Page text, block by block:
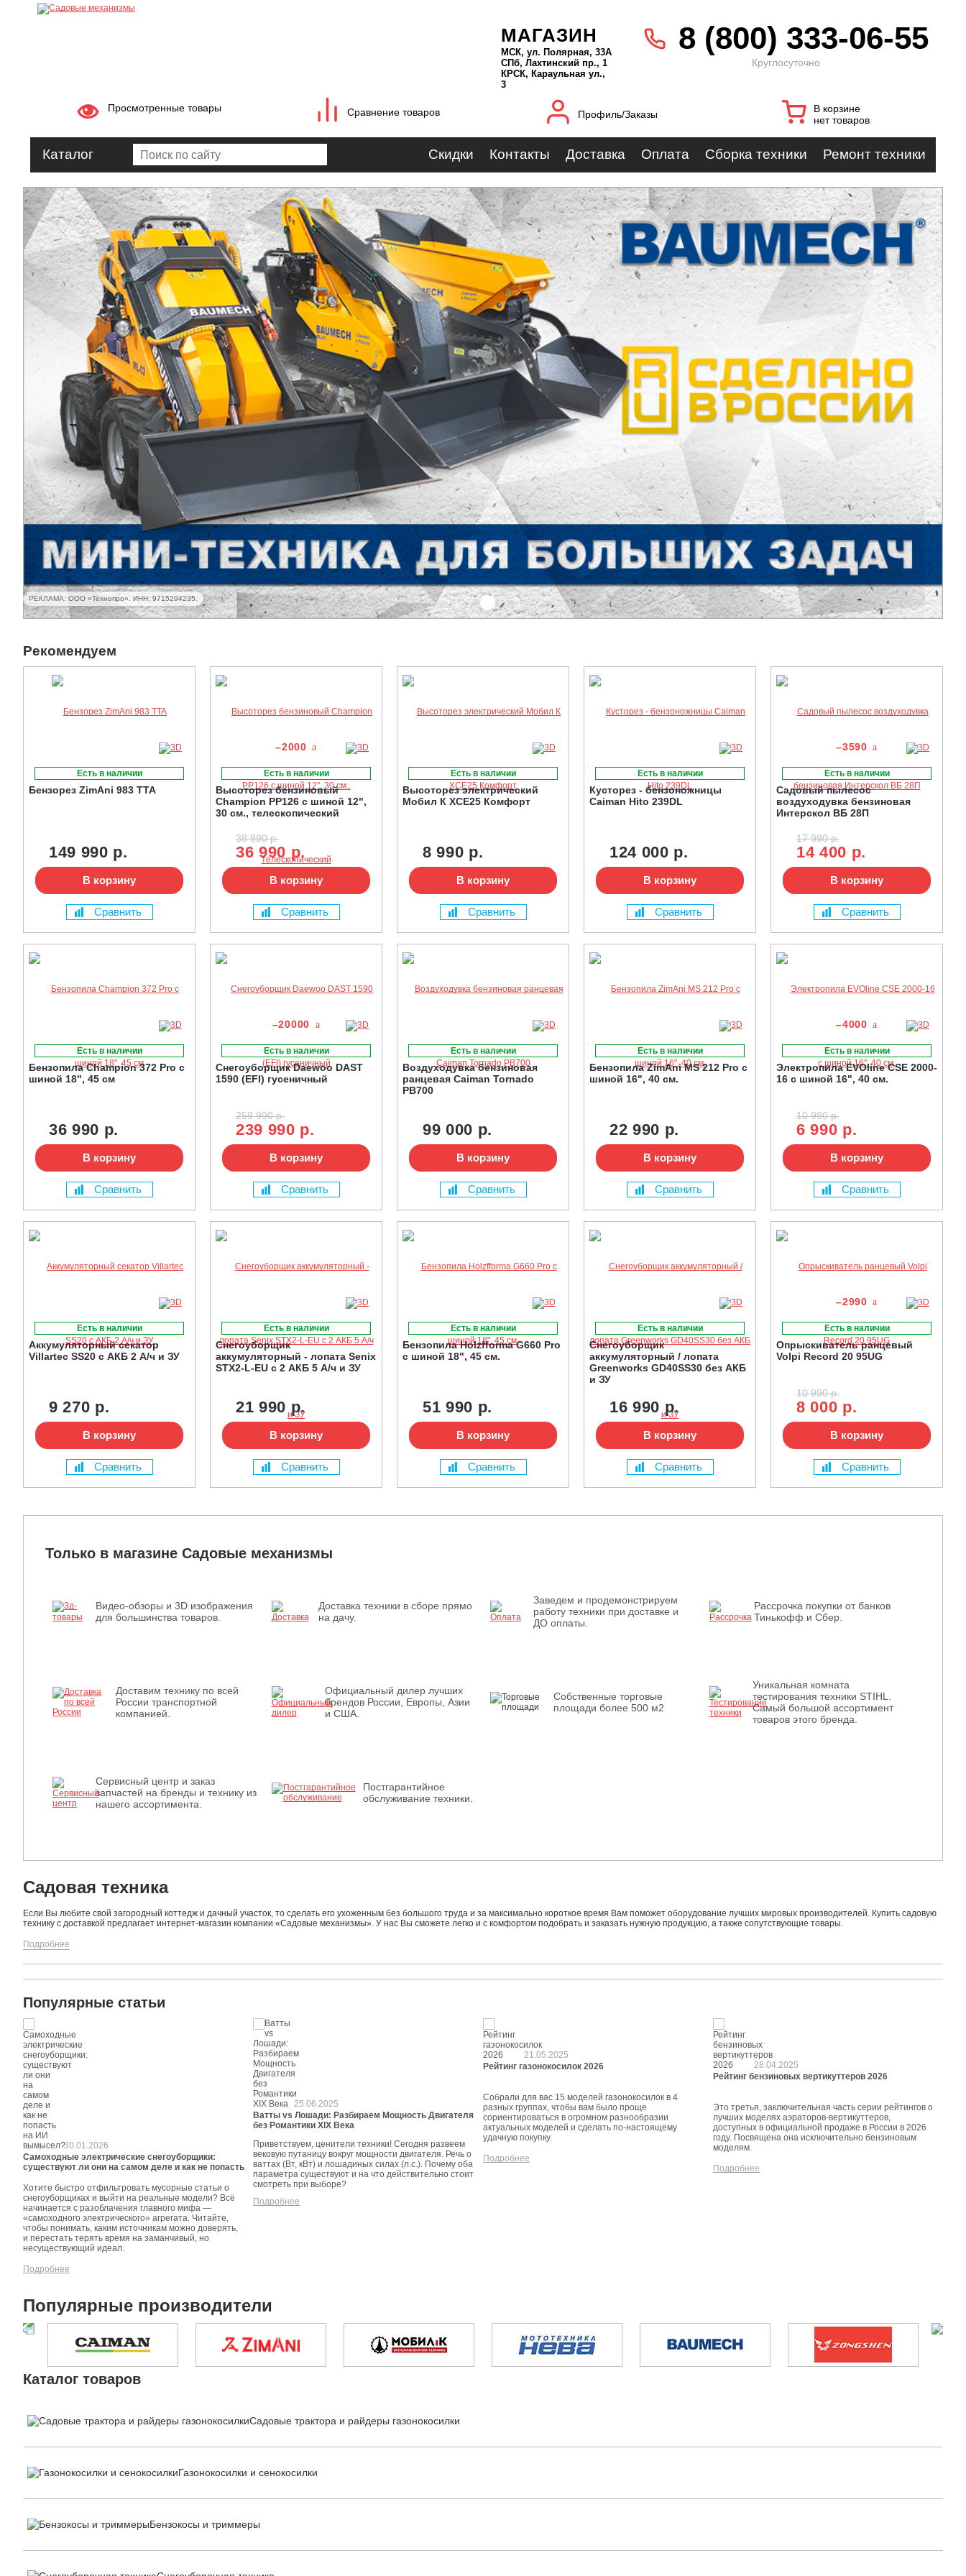
МАГАЗИН
МСК, ул. Полярная, 33А
СПб, Лахтинский пр., 1
КРСК, Караульная ул.,
3
8 (800) 333-06-55
Круглосуточно
Просмотренные товары Сравнение товаров Профиль/Заказы
В корзине
нет товаров
Каталог Скидки Контакты Доставка Оплата Сборка техники Ремонт техники
РЕКЛАМА: ООО «Технопро». ИНН: 9715294235.
Рекомендуем
Есть в наличии
Бензорез ZimAni 983 TTA
149 990 р.
В корзину
Сравнить
–2000
Есть в наличии
Высоторез бензиновый
Champion PP126 с шиной 12",
30 см., телескопический
38 990 р.
36 990 р.
В корзину
Сравнить
Есть в наличии
Высоторез электрический
Мобил К XСE25 Комфорт
8 990 р.
В корзину
Сравнить
Есть в наличии
Кусторез - бензоножницы
Caiman Hito 239DL
124 000 р.
В корзину
Сравнить
–3590
Есть в наличии
Садовый пылесос
воздуходувка бензиновая
Интерскол ВБ 28П
17 990 р.
14 400 р.
В корзину
Сравнить
Есть в наличии
Бензопила Champion 372 Pro с
шиной 18", 45 см
36 990 р.
В корзину
Сравнить
–20000
Есть в наличии
Снегоуборщик Daewoo DAST
1590 (EFI) гусеничный
259 990 р.
239 990 р.
В корзину
Сравнить
Есть в наличии
Воздуходувка бензиновая
ранцевая Caiman Tornado
PB700
99 000 р.
В корзину
Сравнить
Есть в наличии
Бензопила ZimAni MS 212 Pro с
шиной 16", 40 см.
22 990 р.
В корзину
Сравнить
–4000
Есть в наличии
Электропила EVOline CSE 2000-
16 с шиной 16", 40 см.
10 990 р.
6 990 р.
В корзину
Сравнить
Есть в наличии
Аккумуляторный секатор
Villartec SS20 с АКБ 2 А/ч и ЗУ
9 270 р.
В корзину
Сравнить
Есть в наличии
Снегоуборщик
аккумуляторный - лопата Senix
STX2-L-EU с 2 АКБ 5 А/ч и ЗУ
21 990 р.
В корзину
Сравнить
Есть в наличии
Бензопила Holzfforma G660 Pro
с шиной 18", 45 см.
51 990 р.
В корзину
Сравнить
Есть в наличии
Снегоуборщик
аккумуляторный / лопата
Greenworks GD40SS30 без АКБ
и ЗУ
16 990 р.
В корзину
Сравнить
–2990
Есть в наличии
Опрыскиватель ранцевый
Volpi Record 20 95UG
10 990 р.
8 000 р.
В корзину
Сравнить
Только в магазине Садовые механизмы
Видео-обзоры и 3D изображения
для большинства товаров.
Доставка техники в сборе прямо
на дачу.
Заведем и продемонстрируем
работу техники при доставке и
ДО оплаты.
Рассрочка покупки от банков
Тинькофф и Сбер.
Доставим технику по всей
России транспортной
компанией.
Официальный дилер лучших
брендов России, Европы, Азии
и США.
Собственные торговые
площади более 500 м2
Уникальная комната
тестирования техники STIHL.
Самый большой ассортимент
товаров этого бренда.
Сервисный центр и заказ
запчастей на бренды и технику из
нашего ассортимента.
Постгарантийное
обслуживание техники.
Садовая техника
Если Вы любите свой загородный коттедж и дачный участок, то сделать его ухоженным без большого труда и за максимально короткое время Вам поможет оборудование лучших мировых производителей. Купить садовую
технику с доставкой предлагает интернет-магазин компании «Садовые механизмы». У нас Вы сможете легко и с комфортом подобрать и заказать нужную продукцию, а также сопутствующие товары.
Подробнее
Популярные статьи
30.01.2026
Самоходные электрические снегоуборщики:
существуют ли они на самом деле и как не попасть
Хотите быстро отфильтровать мусорные статьи о
снегоуборщиках и выйти на реальные модели? Всё
начинается с разоблачения главного мифа —
«самоходного электрического» агрегата. Читайте,
чтобы понимать, каким источникам можно доверять,
и перестать терять время на заманчивый, но
несуществующий идеал.
Подробнее
25.06.2025
Ватты vs Лошади: Разбираем Мощность Двигателя
без Романтики XIX Века
Приветствуем, ценители техники! Сегодня развеем
вековую путаницу вокруг мощности двигателя. Речь о
ваттах (Вт, кВт) и лошадиных силах (л.с.). Почему оба
параметра существуют и на что действительно стоит
смотреть при выборе?
Подробнее
21.05.2025
Рейтинг газонокосилок 2026
Собрали для вас 15 моделей газонокосилок в 4
разных группах, чтобы вам было проще
сориентироваться в огромном разнообразии
актуальных моделей и сделать по-настоящему
удачную покупку.
Подробнее
28.04.2025
Рейтинг бензиновых вертикуттеров 2026
Это третья, заключительная часть серии рейтингов о
лучших моделях аэраторов-вертикуттеров,
доступных в официальной продаже в России в 2026
году. Посвящена она исключительно бензиновым
моделям.
Подробнее
Популярные производители
Каталог товаров
Садовые трактора и райдеры газонокосилки
Газонокосилки и сенокосилки
Бензокосы и триммеры